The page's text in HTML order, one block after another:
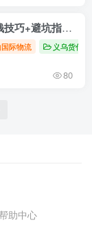
广州发货到全国怎么找便宜物流公司？（省钱技巧+避坑指南）
际物流 义乌货代
80
助中心